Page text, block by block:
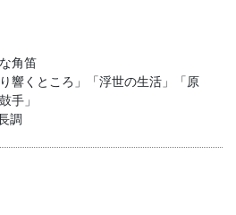
角笛
響くところ」「浮世の生活」「原
手」
調